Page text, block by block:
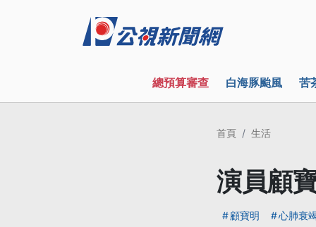
總預算審查 白海豚颱風 苦
首頁 生活
演員顧
顧寶明 心肺衰